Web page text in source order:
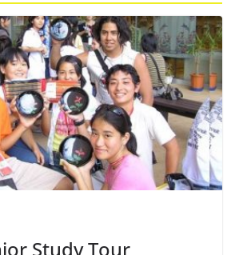
Study Tour